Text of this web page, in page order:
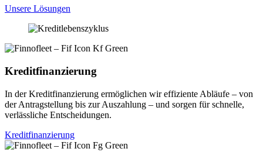
Unsere Lösungen
Kreditfinanzierung
In der Kreditfinanzierung ermöglichen wir effiziente Abläufe – von
der Antragstellung bis zur Auszahlung – und sorgen für schnelle,
verlässliche Entscheidungen.
Kreditfinanzierung